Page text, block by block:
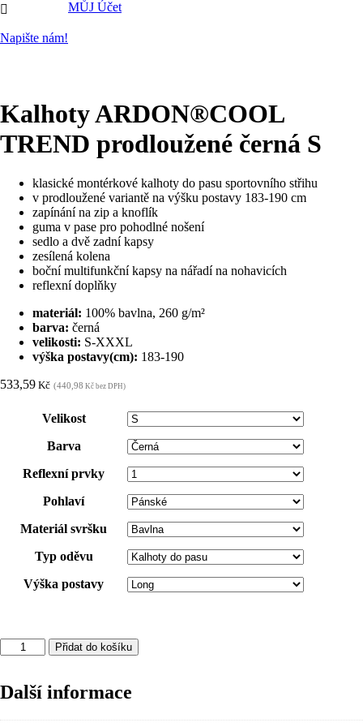

Napište nám!
MŮJ Účet
Kalhoty ARDON®COOL
TREND prodloužené černá S
klasické montérkové kalhoty do pasu sportovního střihu
v prodloužené variantě na výšku postavy 183-190 cm
zapínání na zip a knoflík
guma v pase pro pohodlné nošení
sedlo a dvě zadní kapsy
zesílená kolena
boční multifunkční kapsy na nářadí na nohavicích
reflexní doplňky
materiál: 100% bavlna, 260 g/m²
barva: černá
velikosti: S-XXXL
výška postavy(cm): 183-190
533,59 Kč (440,98 Kč bez DPH)
Velikost
Barva
Reflexní prvky
Pohlaví
Materiál svršku
Typ oděvu
Výška postavy
Kalhoty
ARDON®COOL
prodloužené
S
Přidat do košíku
Další informace